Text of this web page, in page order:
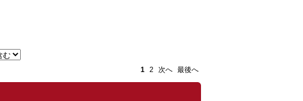
1 2 次へ 最後へ